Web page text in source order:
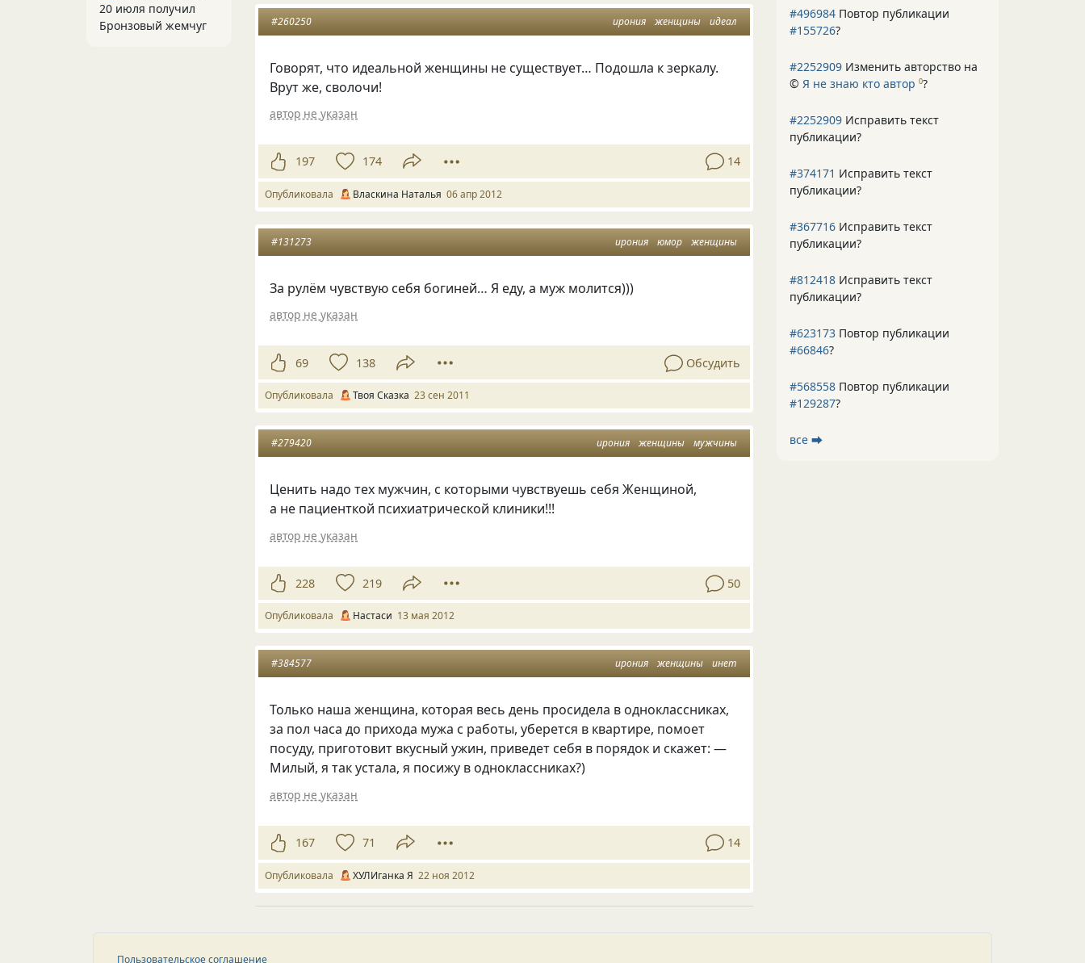
ирония женщины идеал
#260250
Говорят, что идеальной женщины не существует… Подошла к зеркалу.
Врут же, сволочи!
автор не указан
197 174 14
Опубликовала Власкина Наталья 06 апр 2012
ирония юмор женщины
#131273
За рулём чувствую себя богиней… Я еду, а муж молится)))
автор не указан
69 138 Обсудить
Опубликовала Твоя Сказка 23 сен 2011
ирония женщины мужчины
#279420
Ценить надо тех мужчин, с которыми чувствуешь себя Женщиной,
а не пациенткой психиатрической клиники!!!
автор не указан
228 219 50
Опубликовала Настаси 13 мая 2012
ирония женщины инет
#384577
Только наша женщина, которая весь день просидела в одноклассниках,
за пол часа до прихода мужа с работы, уберется в квартире, помоет
посуду, приготовит вкусный ужин, приведет себя в порядок и скажет: —
Милый, я так устала, я посижу в одноклассниках?)
автор не указан
167 71 14
Опубликовала ХУЛИганка Я 22 ноя 2012
#496984 Повтор публикации
#155726?
#2252909 Изменить авторство на
© Я не знаю кто автор 0?
#2252909 Исправить текст
публикации?
#374171 Исправить текст
публикации?
#367716 Исправить текст
публикации?
#812418 Исправить текст
публикации?
#623173 Повтор публикации
#66846?
#568558 Повтор публикации
#129287?
все ⮕
20 июля получил
Бронзовый жемчуг
Пользовательское соглашение